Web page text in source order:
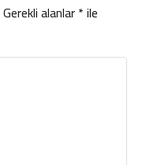
Gerekli alanlar*ile